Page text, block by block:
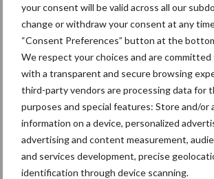
your consent will be valid across all our
change or withdraw your consent at any
“Consent Preferences” button at the
We respect your choices and are
with a transparent and secure browsing
third-party vendors are processing data for
purposes and special features: Store and/or
information on a device, personalized
advertising and content measurement,
and services development, precise
identification through device scanning.
Ieder voorjaar brengt weer andere
mee. Het is elke keer weer een uitdaging om
met deze omstandigheden om te gaan en de
maken richting de toekomst. “De keuzes in
7 maart 2016